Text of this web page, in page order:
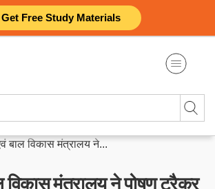
Get Free Study Materials
बाल विकास मंत्रालय ने...
विकास मंत्रालय ने पोषण ट्रैकर